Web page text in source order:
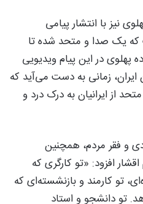
نیز با انتشار پیامی
که یک صدا و متحد شده تا
پهلوی در این پیام ویدیویی
زمانی به دست می‌آید که
از ایرانیان به درک درد و
و فقر مردم، همچنین
افزود: «تو کارگری که
تو کارمند و بازنشسته‌ای که
تو دانشجو و استاد